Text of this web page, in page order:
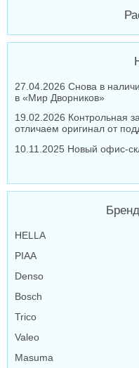
27.04.2026 Снова в
в «Мир Дворников»
19.02.2026 Контрольная
отличаем оригинал от
10.11.2025 Новый офис-
HELLA
PIAA
Denso
Bosch
Trico
Valeo
Masuma